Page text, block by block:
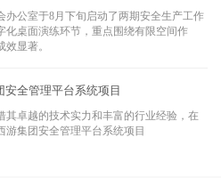
办公室于8月下旬启动了两期安全生产工作
化桌面演练环节，重点围绕有限空间作
显著。
全管理平台系统项目
其卓越的技术实力和丰富的行业经验，在
集团安全管理平台系统项目